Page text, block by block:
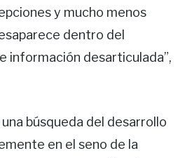
y mucho menos
dentro del
información desarticulada”,
búsqueda del desarrollo
en el seno de la